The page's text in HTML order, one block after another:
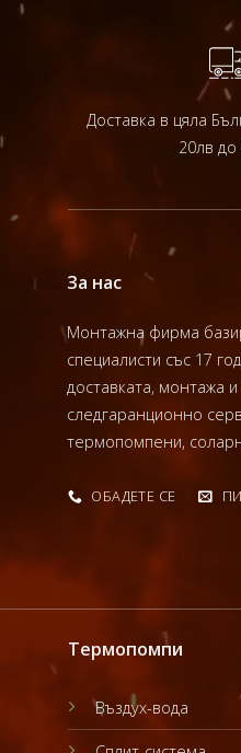
Доставка в цяла
20лв до
За нас
Монтажна фирма
специалисти със 17
доставката, монтажа
следгаранционно
термопомпени,
ОБАДЕТЕ СЕ
Термопомпи
Въздух-вода